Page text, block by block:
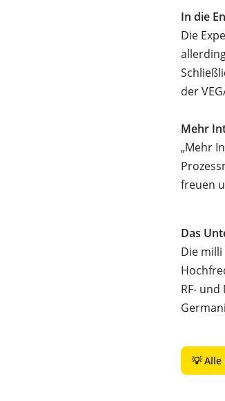
In die
Die
der
Mehr
„Mehr
freuen
Das
Die
RF-
💡